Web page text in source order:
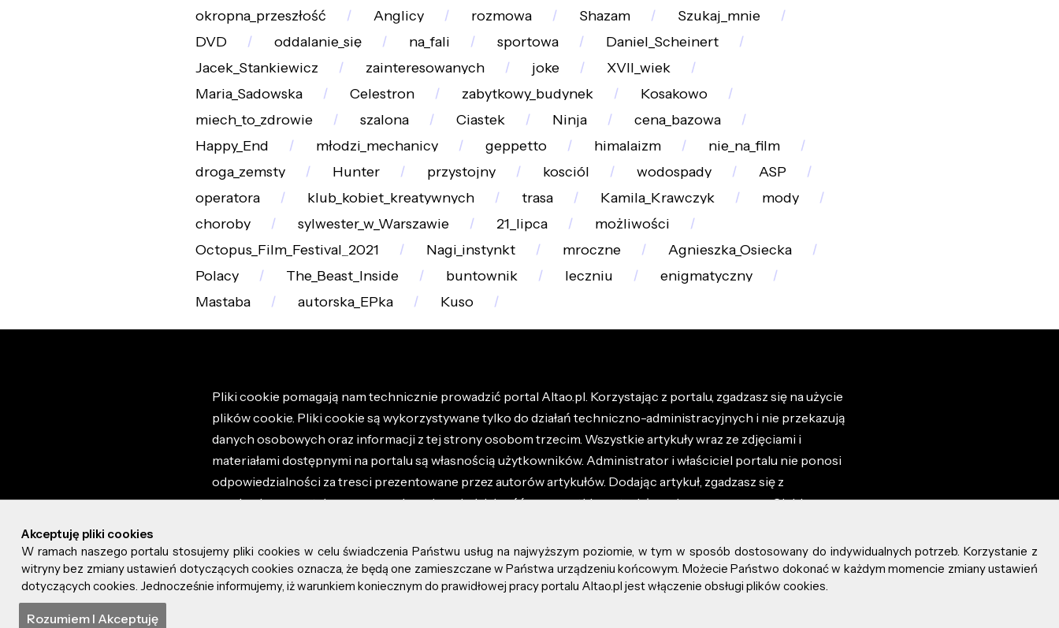
okropna_przeszłość
Anglicy rozmowa Shazam
Szukaj_mnie
DVD
oddalanie_się na_fali sportowa
Daniel_Scheinert
Jacek_Stankiewicz
zainteresowanych joke
XVII_wiek
Maria_Sadowska
Celestron zabytkowy_budynek
Kosakowo
miech_to_zdrowie
szalona Ciastek Ninja
cena_bazowa
Happy_End
młodzi_mechanicy geppetto himalaizm
nie_na_film
droga_zemsty
Hunter przystojny kosciól wodospady
ASP
operatora
klub_kobiet_kreatywnych trasa Kamila_Krawczyk
mody
choroby
sylwester_w_Warszawie 21_lipca
możliwości
Octopus_Film_Festival_2021
Nagi_instynkt mroczne
Agnieszka_Osiecka
Polacy
The_Beast_Inside buntownik leczniu
enigmatyczny
Mastaba
autorska_EPka Kuso
Pliki cookie pomagają nam technicznie prowadzić portal Altao.pl. Korzystając z portalu, zgadzasz się na użycie
plików cookie. Pliki cookie są wykorzystywane tylko do działań techniczno-administracyjnych i nie przekazują
danych osobowych oraz informacji z tej strony osobom trzecim. Wszystkie artykuły wraz ze zdjęciami i
materiałami dostępnymi na portalu są własnością użytkowników. Administrator i właściciel portalu nie ponosi
odpowiedzialności za tresci prezentowane przez autorów artykułów. Dodając artykuł, zgadzasz się z
regulaminem portalu oraz ponosisz odpowiedzialność za wszystkie materiały umieszczone przez Ciebie na
© 2026 altao.pl. Wszystkie prawa zastrzeżone.
0.069
Akceptuję pliki cookies
W ramach naszego portalu stosujemy pliki cookies w celu świadczenia Państwu usług na najwyższym poziomie, w tym w sposób dostosowany do indywidualnych potrzeb. Korzystanie z
witryny bez zmiany ustawień dotyczących cookies oznacza, że będą one zamieszczane w Państwa urządzeniu końcowym. Możecie Państwo dokonać w każdym momencie zmiany ustawień
dotyczących cookies. Jednocześnie informujemy, iż warunkiem koniecznym do prawidłowej pracy portalu Altao.pl jest włączenie obsługi plików cookies.
Rozumiem I Akceptuję